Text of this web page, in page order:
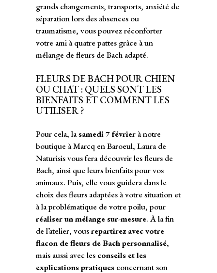
grands changements, transports, anxiété de
séparation lors des absences ou
traumatisme, vous pouvez réconforter
votre ami à quatre pattes grâce à un
mélange de fleurs de Bach adapté.
FLEURS DE BACH POUR CHIEN
OU CHAT : QUELS SONT LES
BIENFAITS ET COMMENT LES
UTILISER ?
Pour cela, lasamedi 7 février à notre
boutique à Marcq en Baroeul, Laura de
Naturisis vous fera découvrir les fleurs de
Bach, ainsi que leurs bienfaits pour vos
animaux. Puis, elle vous guidera dans le
choix des fleurs adaptées à votre situation et
à la problématique de votre poilu, pour
réaliser un mélange sur-mesure. À la fin
de l’atelier, vousrepartirez avec votre
flacon de fleurs de Bach personnalisé,
mais aussi avec les conseils et les
explications pratiques concernant son